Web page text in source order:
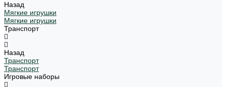
Назад
Мягкие игрушки
Мягкие игрушки
Транспорт
Назад
Транспорт
Транспорт
Игровые наборы